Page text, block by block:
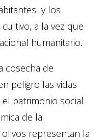
y los
a la vez que
humanitario.
cosecha de
peligro las vidas
patrimonio social
de la
representan la